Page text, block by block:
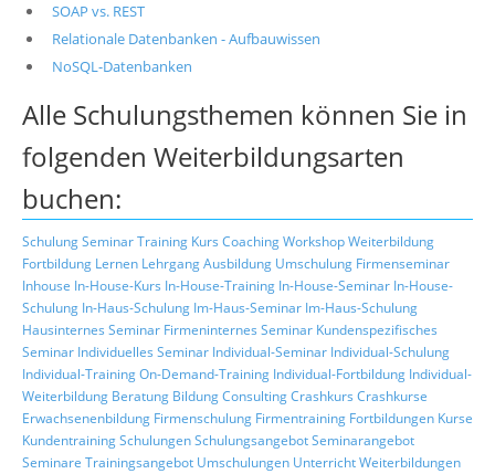
SOAP vs. REST
Relationale Datenbanken - Aufbauwissen
NoSQL-Datenbanken
Alle Schulungsthemen können Sie in
folgenden Weiterbildungsarten
buchen:
SchulungSeminarTraining Kurs CoachingWorkshopWeiterbildung
Fortbildung Lernen LehrgangAusbildung Umschulung Firmenseminar
Inhouse In-House-Kurs In-House-Training In-House-Seminar In-House-
Schulung In-Haus-Schulung Im-Haus-Seminar Im-Haus-Schulung
Hausinternes Seminar Firmeninternes Seminar Kundenspezifisches
Seminar Individuelles Seminar Individual-Seminar Individual-Schulung
Individual-TrainingOn-Demand-Training Individual-Fortbildung Individual-
Weiterbildung Beratung BildungConsultingCrashkurs Crashkurse
Erwachsenenbildung Firmenschulung Firmentraining Fortbildungen Kurse
KundentrainingSchulungenSchulungsangebotSeminarangebot
Seminare Trainingsangebot Umschulungen UnterrichtWeiterbildungen